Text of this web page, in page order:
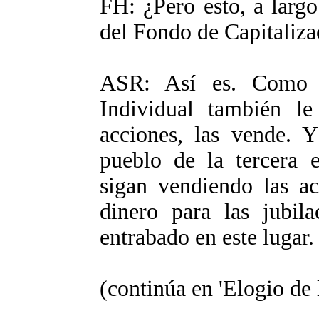
FH: ¿Pero esto, a
del Fondo de
ASR: Así es. Como
Individual también
acciones, las vende.
pueblo de la tercera
sigan vendiendo las
dinero para las
entrabado en este lugar.
(continúa en 'Elogio